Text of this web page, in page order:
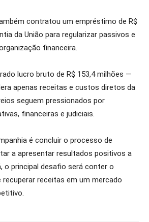
contratou um empréstimo de R$
da União para regularizar passivos e
financeira.
lucro bruto de R$ 153,4 milhões —
apenas receitas e custos diretos da
seguem pressionados por
financeiras e judiciais.
é concluir o processo de
a apresentar resultados positivos a
o principal desafio será conter o
recuperar receitas em um mercado